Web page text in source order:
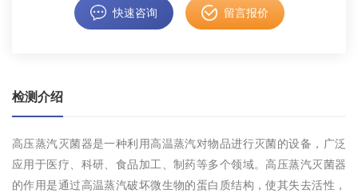
快速咨询 留言报价
检测介绍
高压蒸汽灭菌器是一种利用高温蒸汽对物品进行灭菌的设备，广泛
应用于医疗、科研、食品加工、制药等多个领域。高压蒸汽灭菌器
的作用是通过高温蒸汽破坏微生物的蛋白质结构，使其失去活性，